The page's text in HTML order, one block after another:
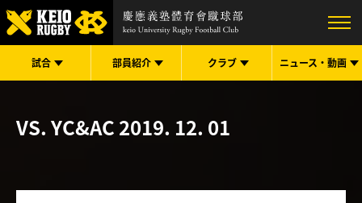
試合 部員紹介 クラブ ニュース・ 動画
VS. YC&AC2019. 12. 01